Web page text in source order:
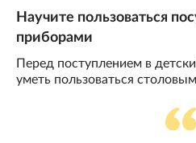
Научите пользоваться
приборами
Перед поступлением в
уметь пользоваться